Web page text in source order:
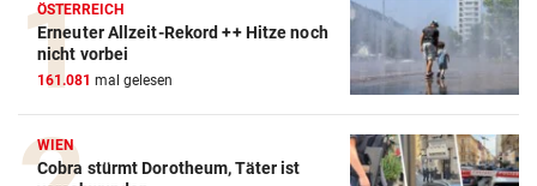
ÖSTERREICH
Erneuter Allzeit-Rekord ++ Hitze noch
nicht vorbei
161.081 mal gelesen
WIEN
Cobra stürmt Dorotheum, Täter ist